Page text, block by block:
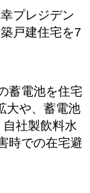
プレジデン
戸建住宅を7
蓄電池を住宅
大や、蓄電池
社製飲料水
時での在宅避